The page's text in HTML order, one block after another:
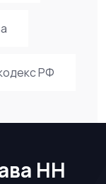
РФ
НН